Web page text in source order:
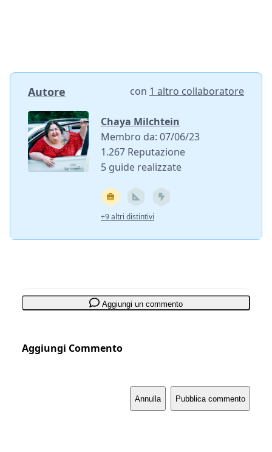
Autore con 1 altro collaboratore
Chaya Milchtein
Membro da: 07/06/23
1.267 Reputazione
5 guide realizzate
+9 altri distintivi
Aggiungi un commento
Aggiungi Commento
Annulla Pubblica commento